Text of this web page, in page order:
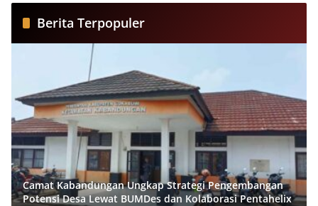
Berita Terpopuler
Camat Kabandungan Ungkap Strategi Pengembangan
Potensi Desa Lewat BUMDes dan Kolaborasi Pentahelix